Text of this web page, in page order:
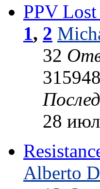
PPV
1, 2
32
315948
28
Alberto